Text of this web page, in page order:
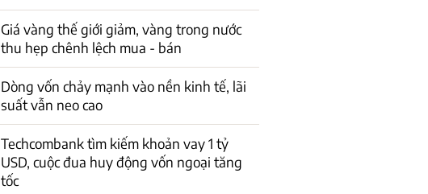
Giá vàng thế giới giảm, vàng trong nước
thu hẹp chênh lệch mua - bán
Dòng vốn chảy mạnh vào nền kinh tế, lãi
suất vẫn neo cao
Techcombank tìm kiếm khoản vay 1 tỷ
USD, cuộc đua huy động vốn ngoại tăng
tốc